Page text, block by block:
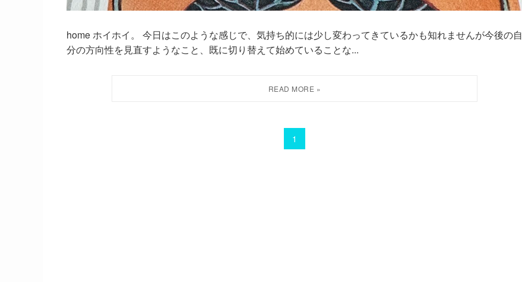
home ホイホイ。 今日はこのような感じで、気持ち的には少し変わってきているかも知れませんが今後の自
分の方向性を見直すようなこと、既に切り替えて始めていることな...
1